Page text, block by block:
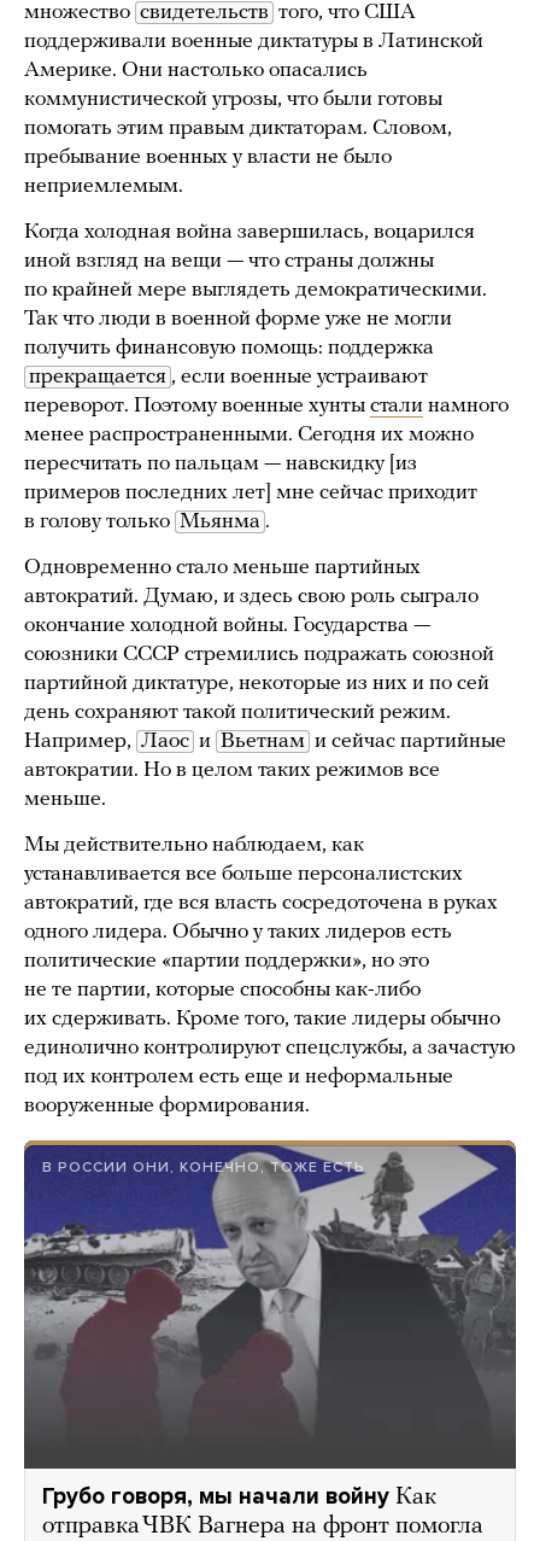
множество свидетельств того, что США
поддерживали военные диктатуры в Латинской
Америке. Они настолько опасались
коммунистической угрозы, что были готовы
помогать этим правым диктаторам. Словом,
пребывание военных у власти не было
неприемлемым.
Когда холодная война завершилась, воцарился
иной взгляд на вещи — что страны должны
по крайней мере выглядеть демократическими.
Так что люди в военной форме уже не могли
получить финансовую помощь: поддержка
прекращается , если военные устраивают
переворот. Поэтому военные хунты стали намного
менее распространенными. Сегодня их можно
пересчитать по пальцам — навскидку [из
примеров последних лет] мне сейчас приходит
в голову только Мьянма .
Одновременно стало меньше партийных
автократий. Думаю, и здесь свою роль сыграло
окончание холодной войны. Государства —
союзники СССР стремились подражать союзной
партийной диктатуре, некоторые из них и по сей
день сохраняют такой политический режим.
Например, Лаос и Вьетнам и сейчас партийные
автократии. Но в целом таких режимов все
меньше.
Мы действительно наблюдаем, как
устанавливается все больше персоналистских
автократий, где вся власть сосредоточена в руках
одного лидера. Обычно у таких лидеров есть
политические «партии поддержки», но это
не те партии, которые способны как-либо
их сдерживать. Кроме того, такие лидеры обычно
единолично контролируют спецслужбы, а зачастую
под их контролем есть еще и неформальные
вооруженные формирования.
В РОССИИ ОНИ, КОНЕЧНО, ТОЖЕ ЕСТЬ
Грубо говоря, мы начали войну Как
отправка ЧВК Вагнера на фронт помогла